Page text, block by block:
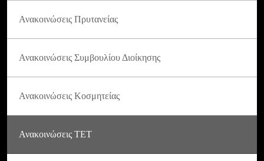
Ανακοινώσεις Πρυτανείας
Ανακοινώσεις Συμβουλίου Διοίκησης
Ανακοινώσεις Κοσμητείας
Ανακοινώσεις ΤΕΤ